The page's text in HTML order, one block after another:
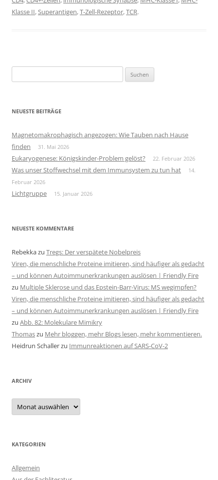
Klasse II,Superantigen,T-Zell-Rezeptor,TCR.
nach:
NEUESTE BEITRÄGE
Magnetomakrophagisch angezogen: Wie Tauben nach Hause
finden
31. Mai 2026
Eukaryogenese: Königskinder-Problem gelöst? 22. Februar 2026
Was unser Stoffwechsel mit dem Immunsystem zu tun hat
14.
Februar 2026
Lichtgruppe 15. Januar 2026
NEUESTE KOMMENTARE
Rebekkazu Tregs: Der verspätete Nobelpreis
Viren, die menschliche Proteine imitieren, sind häufiger als gedacht
– und können Autoimmunerkrankungen auslösen | Friendly Fire
zu Multiple Sklerose und das Epstein-Barr-Virus: MS wegimpfen?
Viren, die menschliche Proteine imitieren, sind häufiger als gedacht
– und können Autoimmunerkrankungen auslösen | Friendly Fire
zu Abb. 82: Molekulare Mimikry
Thomaszu Mehr bloggen, mehr Blogs lesen, mehr kommentieren.
Heidrun Schallerzu Immunreaktionen auf SARS-CoV-2
ARCHIV
Archiv
KATEGORIEN
Allgemein